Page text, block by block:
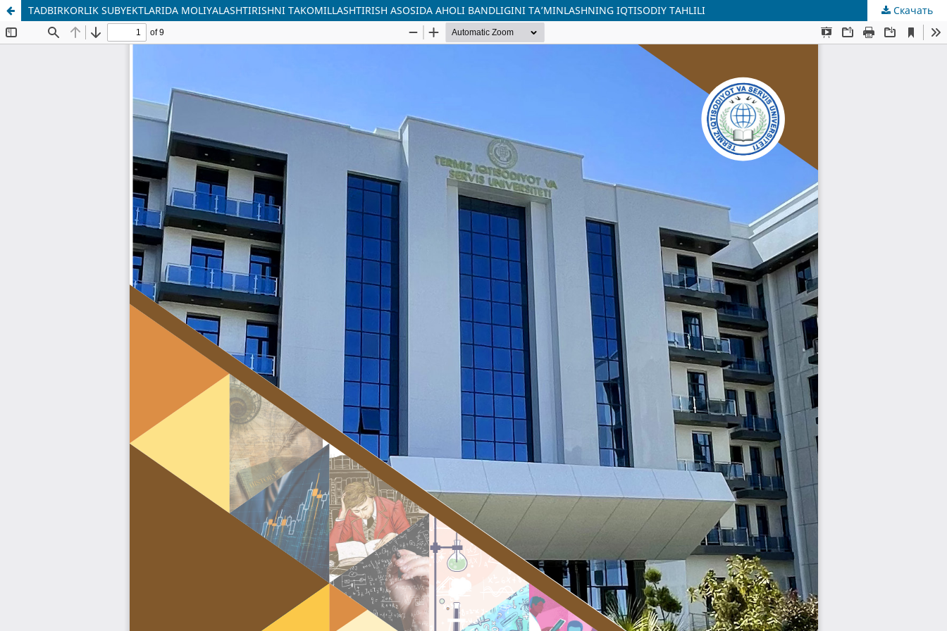
TADBIRKORLIK SUBYEKTLARIDA MOLIYALASHTIRISHNI TAKOMILLASHTIRISH ASOSIDA AHOLI BANDLIGINI TAʼMINLASHNING IQTISODIY TAHLILI Скачать